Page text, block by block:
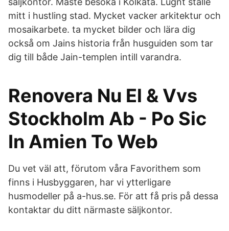
mitt i hustling stad. Mycket vacker arkitektur och
mosaikarbete. ta mycket bilder och lära dig
också om Jains historia från husguiden som tar
dig till både Jain-templen intill varandra.
Renovera Nu El & Vvs
Stockholm Ab - Po Sic
In Amien To Web
Du vet väl att, förutom våra Favorithem som
finns i Husbyggaren, har vi ytterligare
husmodeller på a-hus.se. För att få pris på dessa
kontaktar du ditt närmaste säljkontor.